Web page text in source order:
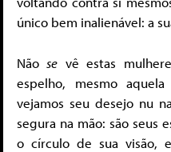
único bem inalienável: a
Nãose vê estas
espelho, mesmo
vejamos seu desejo nu
segura na mão: são seus
o círculo de sua visão,